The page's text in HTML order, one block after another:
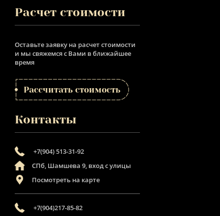
Расчет стоимости
Оставьте заявку на расчет стоимости
и мы свяжемся с Вами в ближайшее
время
Рассчитать стоимость
Контакты
+7(904) 513-31-92
СПб, Шамшева 9, вход с улицы
Посмотреть на карте
+7(904)217-85-82